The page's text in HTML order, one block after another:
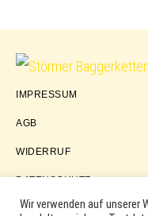
Störmer
IMPRESSUM
AGB
WIDERRUF
DATENSCHUTZ
Wir verwenden auf unserer